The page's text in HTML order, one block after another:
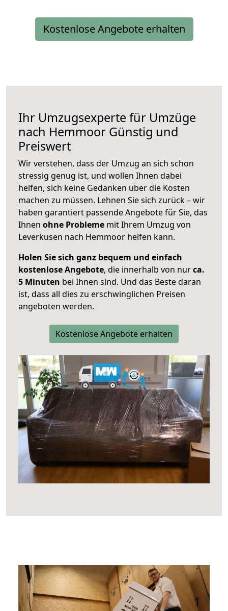
Kostenlose Angebote erhalten
Ihr Umzugsexperte für Umzüge
nach Hemmoor Günstig und
Preiswert
Wir verstehen, dass der Umzug an sich schon
stressig genug ist, und wollen Ihnen dabei
helfen, sich keine Gedanken über die Kosten
machen zu müssen. Lehnen Sie sich zurück – wir
haben garantiert passende Angebote für Sie, das
Ihnen ohne Probleme mit Ihrem Umzug von
Leverkusen nach Hemmoor helfen kann.
Holen Sie sich ganz bequem und einfach
kostenlose Angebote, die innerhalb von nurca.
5 Minuten bei Ihnen sind. Und das Beste daran
ist, dass all dies zu erschwinglichen Preisen
angeboten werden.
Kostenlose Angebote erhalten